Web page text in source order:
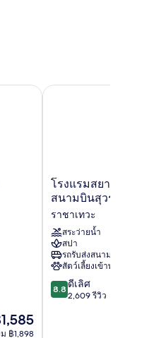
คา
จุบัน
฿1,898
ร์ท กรุงเทพฯ
โรงแรม
สยาม
ดา
รินา
กรุงเทพ
สนาม
บิน
สุวรรณภูมิ
(รถ
โรงแรมสยาม แมนดา
สนามบินสุวรรณภูมิ (
ราชาเทวะ
สระว่ายน้ำ
สปา
รถรับส่งสนามบิน
สัตว์เลี้ยงเข้าพักได้
8.8
จาก
8.8 ดีเลิศ
2,609 รีวิว
โรงแรมสยาม แมนดาริ